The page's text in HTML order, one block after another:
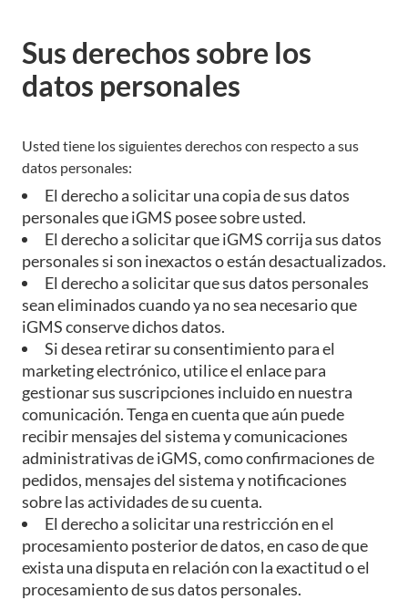
Sus derechos sobre los
datos personales
Usted tiene los siguientes derechos con respecto a sus
datos personales:
El derecho a solicitar una copia de sus datos
personales que iGMS posee sobre usted.
El derecho a solicitar que iGMS corrija sus datos
personales si son inexactos o están desactualizados.
El derecho a solicitar que sus datos personales
sean eliminados cuando ya no sea necesario que
iGMS conserve dichos datos.
Si desea retirar su consentimiento para el
marketing electrónico, utilice el enlace para
gestionar sus suscripciones incluido en nuestra
comunicación. Tenga en cuenta que aún puede
recibir mensajes del sistema y comunicaciones
administrativas de iGMS, como confirmaciones de
pedidos, mensajes del sistema y notificaciones
sobre las actividades de su cuenta.
El derecho a solicitar una restricción en el
procesamiento posterior de datos, en caso de que
exista una disputa en relación con la exactitud o el
procesamiento de sus datos personales.